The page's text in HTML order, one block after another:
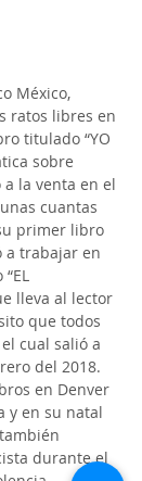
México,
ratos libres en
titulado “YO
sobre
la venta en el
cuantas
primer libro
a trabajar en
lleva al lector
que todos
cual salió a
del 2018.
en Denver
y en su natal
durante el